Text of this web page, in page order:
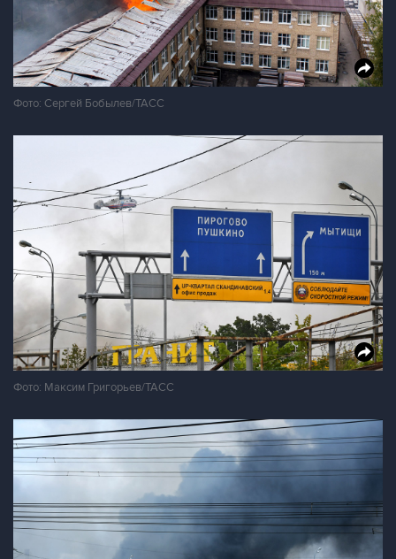
Фото: Сергей Бобылев/ТАСС
Фото: Максим Григорьев/ТАСС